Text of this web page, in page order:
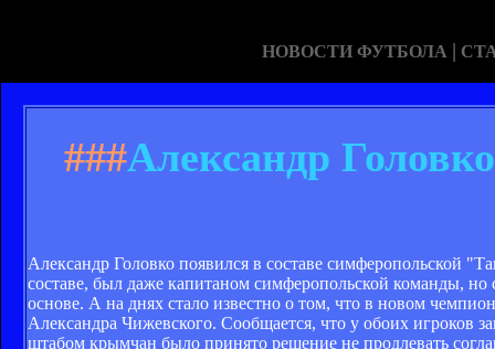
НОВОСТИ ФУТБОЛА |
###Александр
Александр Головко появился в составе симферопольской
составе, был даже капитаном симферопольской команды,
основе. А на днях стало известно о том, что в новом
Александра Чижевского. Сообщается, что у обоих игроков
штабом крымчан было принято решение не продлевать